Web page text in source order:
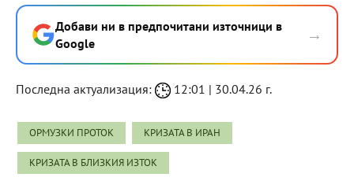
Добави ни в предпочитани източници в
Google
→
Последна актуализация: 12:01 | 30.04.26 г.
ОРМУЗКИ ПРОТОК КРИЗАТА В ИРАН
КРИЗАТА В БЛИЗКИЯ ИЗТОК